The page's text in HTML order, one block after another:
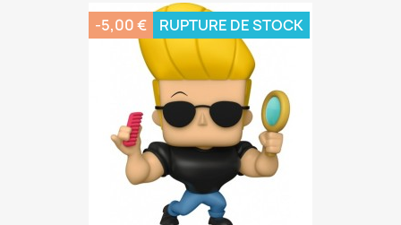
-5,00 € RUPTURE DE STOCK